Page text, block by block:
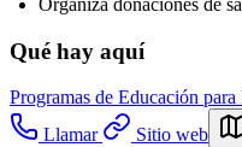
Qué hay aquí
Programas de Educación para
Llamar
Sitio web